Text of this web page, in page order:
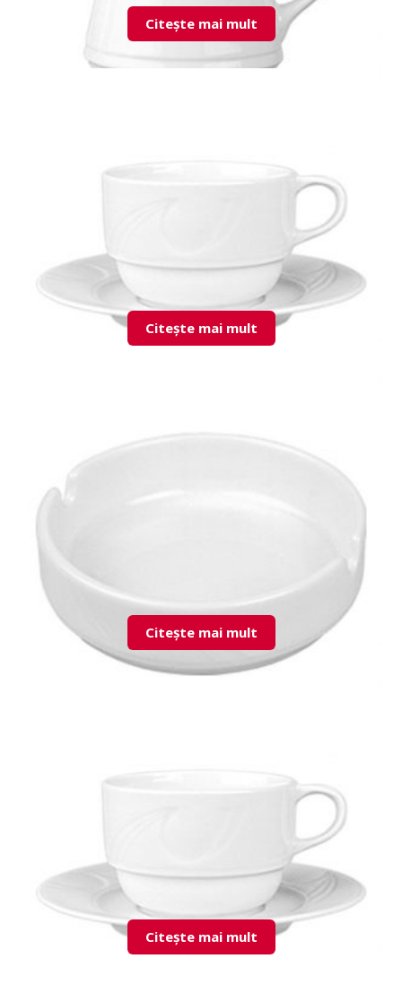
Citește mai mult
Citește mai mult
Citește mai mult
Citește mai mult